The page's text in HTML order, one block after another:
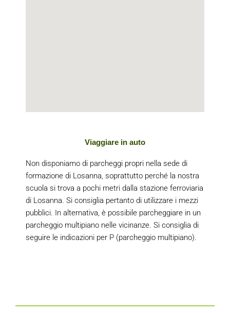
Viaggiare in auto
Non disponiamo di parcheggi propri nella sede di
formazione di Losanna, soprattutto perché la nostra
scuola si trova a pochi metri dalla stazione ferroviaria
di Losanna. Si consiglia pertanto di utilizzare i mezzi
pubblici. In alternativa, è possibile parcheggiare in un
parcheggio multipiano nelle vicinanze. Si consiglia di
seguire le indicazioni per P (parcheggio multipiano).